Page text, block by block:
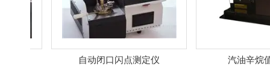
自动闭口闪点测定仪 汽油辛烷值